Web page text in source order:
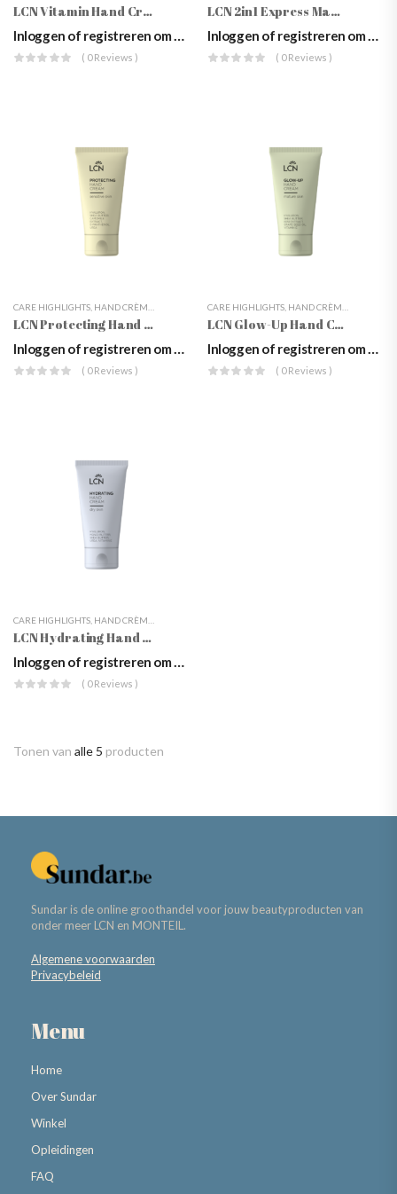
LCN Vitamin Hand Cream
Inloggen of registreren om prijzen te zien
( 0 Reviews )
LCN 2in1 Express Manicure – Clean & Peel
Inloggen of registreren om prijzen te zien
( 0 Reviews )
CARE HIGHLIGHTS HAND CRÈMES HANDCRÈMES & LOTIONS,HANDVERZORGING
LCN Protecting Hand Cream
Inloggen of registreren om prijzen te zien
( 0 Reviews )
CARE HIGHLIGHTS HAND CRÈMES
LCN Glow-Up Hand Cream
Inloggen of registreren om prijzen te zien
( 0 Reviews )
CARE HIGHLIGHTS HAND CRÈMES
LCN Hydrating Hand Cream
Inloggen of registreren om prijzen te zien
( 0 Reviews )
Tonen van alle 5 producten
Sundar is de online groothandel voor jouw beautyproducten van
onder meer LCN en MONTEIL.
Algemene voorwaarden
Privacybeleid
Menu
Home
Over Sundar
Winkel
Opleidingen
FAQ